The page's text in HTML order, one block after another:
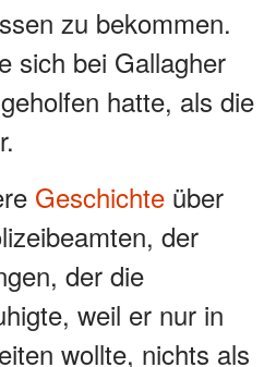
zu bekommen.
sich bei Gallagher
hatte, als die
Geschichte über
der
der die
weil er nur in
wollte, nichts als